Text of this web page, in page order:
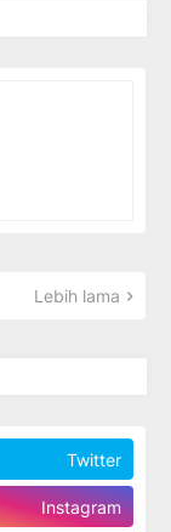
Lebih lama
Twitter
Instagram